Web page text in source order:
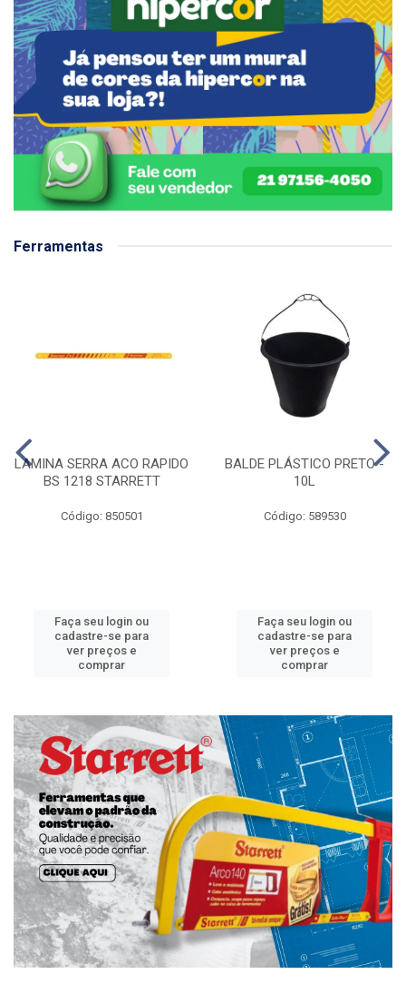
Ferramentas
LAMINA SERRA ACO RAPIDO
BS 1218 STARRETT
Código: 850501
Faça seu login ou
cadastre-se para
ver preços e
comprar
BALDE PLÁSTICO PRETO -
10L
Código: 589530
Faça seu login ou
cadastre-se para
ver preços e
comprar